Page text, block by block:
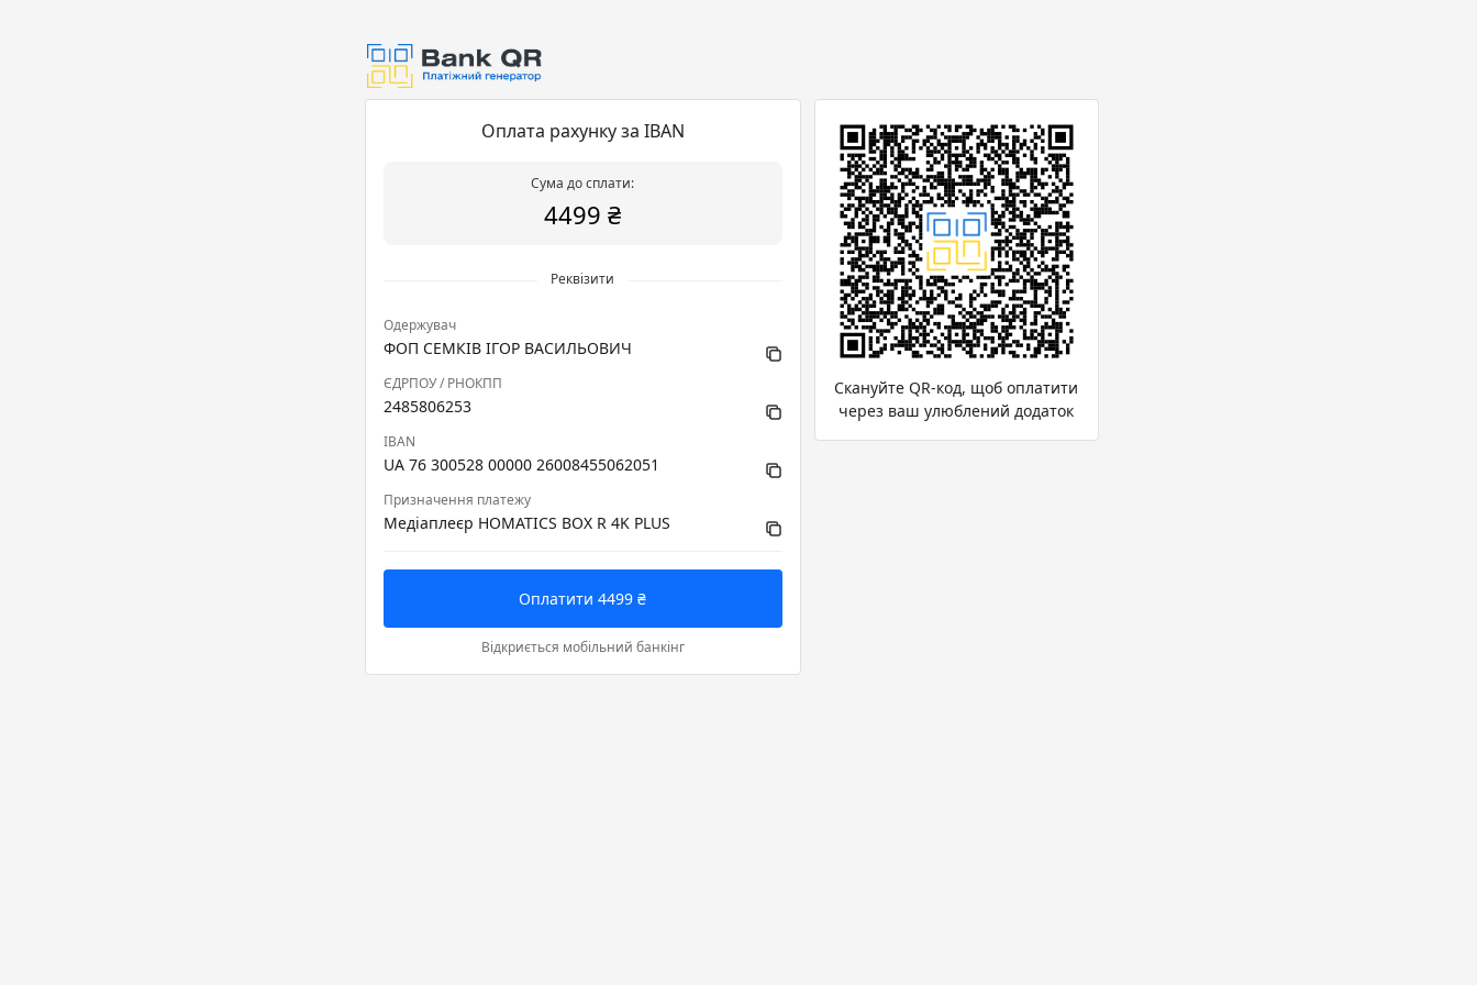
Оплата рахунку за IBAN
Сума до сплати:
4499 ₴
Реквізити
Одержувач
ФОП СЕМКІВ ІГОР ВАСИЛЬОВИЧ
ЄДРПОУ / РНОКПП
2485806253
IBAN
UA 76 300528 00000 26008455062051
Призначення платежу
Медіаплеєр HOMATICS BOX R 4K PLUS
Оплатити 4499 ₴
Відкриється мобільний банкінг
Скануйте QR-код, щоб оплатити
через ваш улюблений додаток